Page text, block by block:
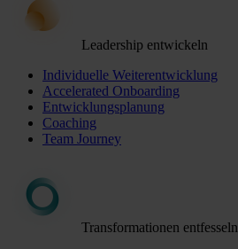
Leadership entwickeln
Individuelle Weiterentwicklung
Accelerated Onboarding
Entwicklungsplanung
Coaching
Team Journey
Transformationen entfesseln